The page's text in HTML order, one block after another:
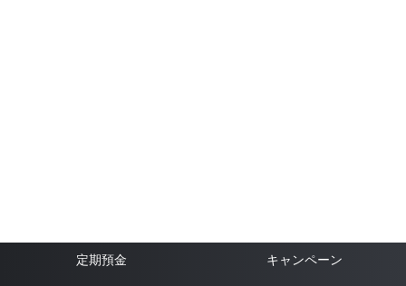
定期預金 キャンペーン